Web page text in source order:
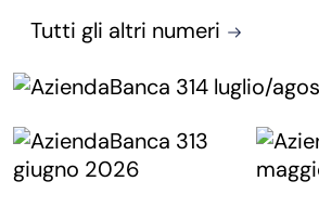
Tutti gli altri numeri